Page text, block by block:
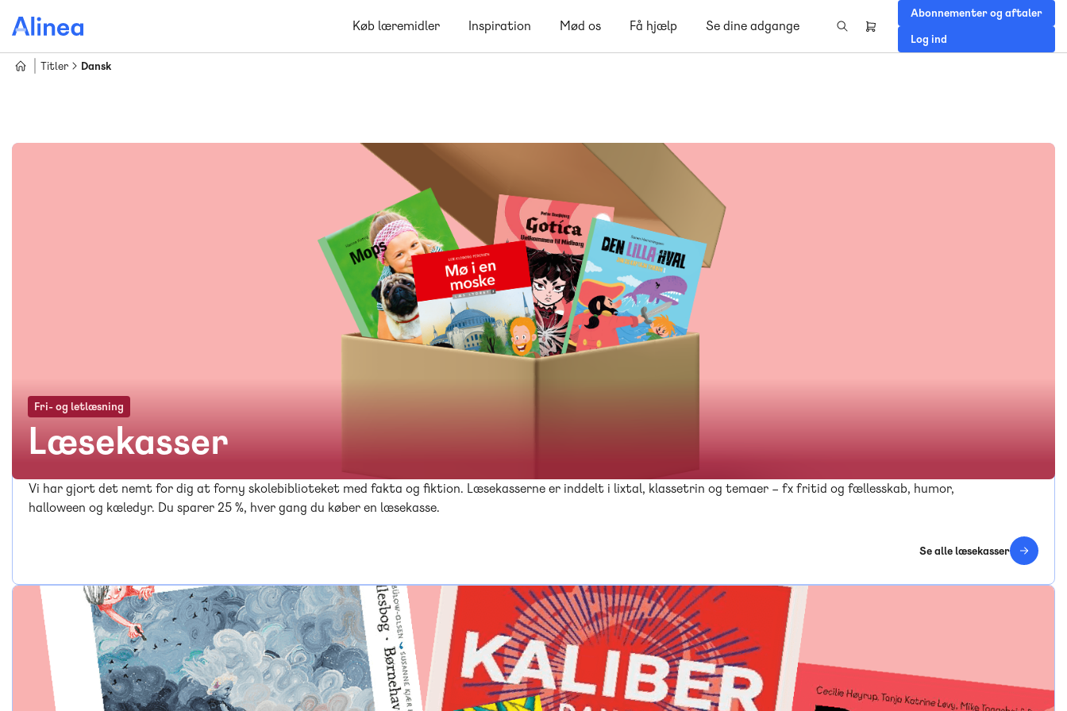
hovedindhold
Køb læremidler Inspiration Mød os Få hjælp Se dine adgange
Header
Abonnementer og aftaler
Log ind
Titler
Dansk
Fri- og letlæsning
Læsekasser
Vi har gjort det nemt for dig at forny skolebiblioteket med fakta og fiktion. Læsekasserne er inddelt i lixtal, klassetrin og temaer – fx fritid og fællesskab, humor,
halloween og kæledyr. Du sparer 25 %, hver gang du køber en læsekasse.
Se alle læsekasser